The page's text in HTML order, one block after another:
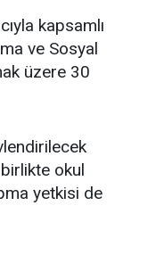
kapsamlı
ve Sosyal
üzere 30
okul
yetkisi de